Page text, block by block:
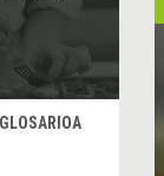
GLOSARIOA